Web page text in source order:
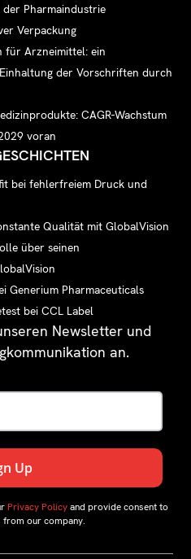
Pharmaindustrie
Verpackung
für Arzneimittel: ein
der Vorschriften durch
CAGR-Wachstum
voran
bei fehlerfreiem Druck und
Qualität mit GlobalVision
über seinen
Generium Pharmaceuticals
bei CCL Label
Newsletter und
an.
Privacy Policyand provide consent to
from our company.